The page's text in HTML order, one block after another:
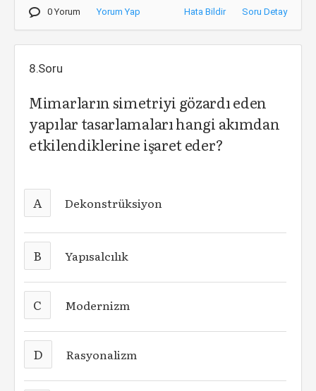
0 Yorum Yorum Yap Hata Bildir Soru Detay
8.Soru
Mimarların simetriyi gözardı eden
yapılar tasarlamaları hangi akımdan
etkilendiklerine işaret eder?
A Dekonstrüksiyon
B Yapısalcılık
C Modernizm
D Rasyonalizm